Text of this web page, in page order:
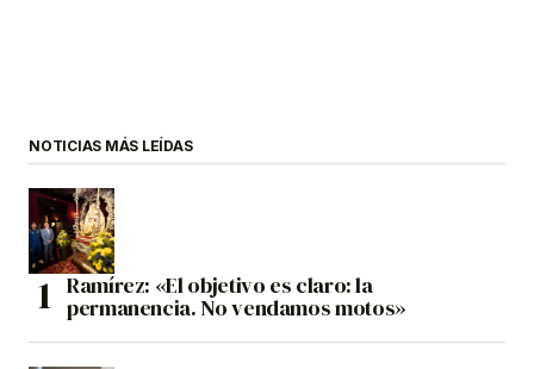
NOTICIAS MÁS LEÍDAS
Ramírez: «El objetivo es claro: la
permanencia. No vendamos motos»